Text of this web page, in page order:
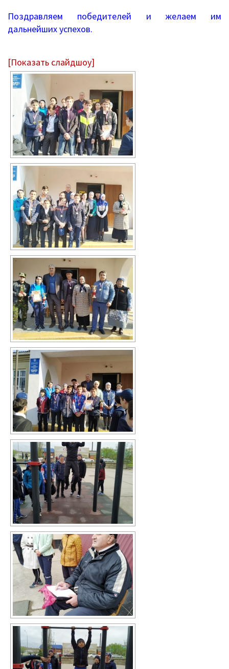
Летний лагерь
Снижение документационной нагрузки
Управление и надзор в сфере
образования
Библиотека
Каталог художественной литературы
В помощь библиотекарю
Справки по проверкам
План мероприятий
Методические рекомендации
ВПР-2026
Контакты
Для сведения
Поздравляем победителей и желаем им
дальнейших успехов.
[Показать слайдшоу]